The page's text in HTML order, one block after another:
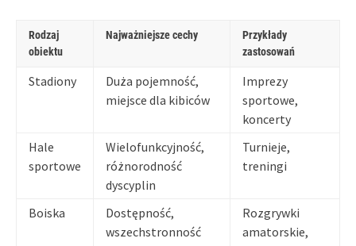
Rodzaj
obiektu
Najważniejsze cechy
Przykłady
zastosowań
Stadiony
Duża pojemność,
miejsce dla kibiców
Imprezy
sportowe,
koncerty
Hale
sportowe
Wielofunkcyjność,
różnorodność
dyscyplin
Turnieje,
treningi
Boiska
Dostępność,
wszechstronność
Rozgrywki
amatorskie,